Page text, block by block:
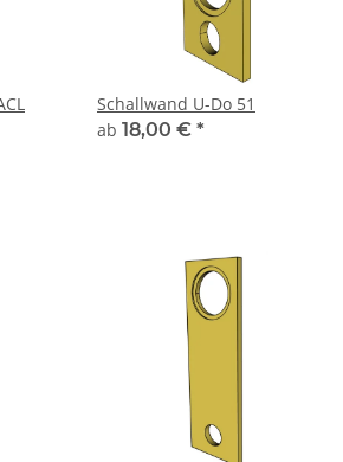
Schallwand U-Do 51
ab 18,00 € *